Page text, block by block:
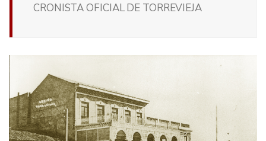
CRONISTA OFICIAL DE TORREVIEJA